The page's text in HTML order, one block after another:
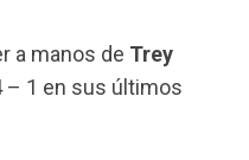
a manos de Trey
– 1 en sus últimos